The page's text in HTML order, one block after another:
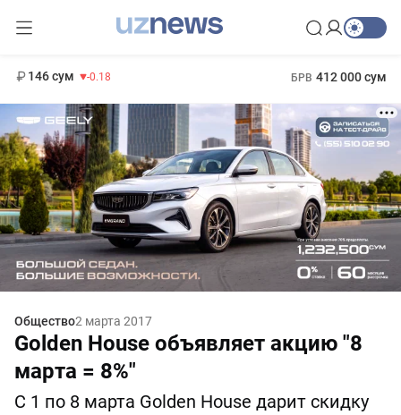
146 сум -0.18 БРВ 412 000 сум
Общество2 марта 2017
Golden House объявляет акцию "8
марта = 8%"
С 1 по 8 марта Golden House дарит скидку